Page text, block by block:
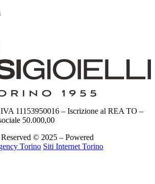
11153950016 – Iscrizione al REA TO –
50.000,00
© 2025 – Powered
Torino Siti Internet Torino